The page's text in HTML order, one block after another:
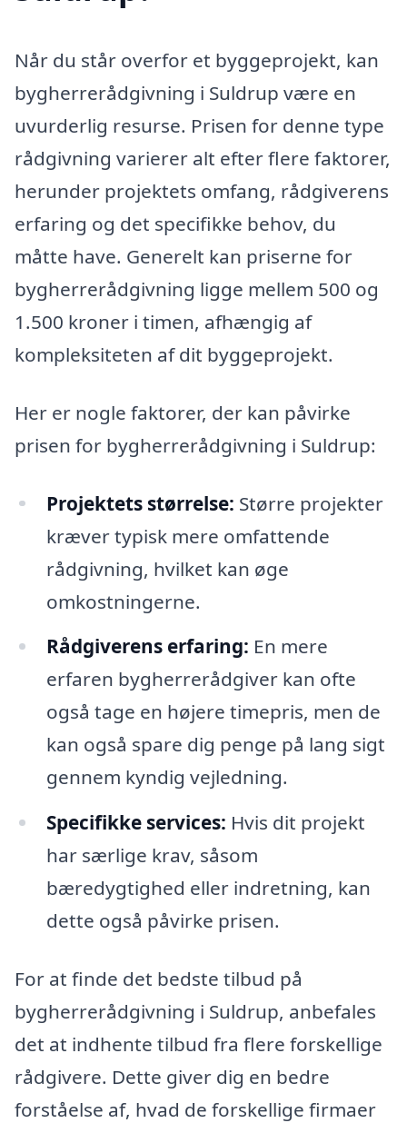
Når du står overfor et byggeprojekt, kan
bygherrerådgivning i Suldrup være en
uvurderlig resurse. Prisen for denne type
rådgivning varierer alt efter flere faktorer,
herunder projektets omfang, rådgiverens
erfaring og det specifikke behov, du
måtte have. Generelt kan priserne for
bygherrerådgivning ligge mellem 500 og
1.500 kroner i timen, afhængig af
kompleksiteten af dit byggeprojekt.
Her er nogle faktorer, der kan påvirke
prisen for bygherrerådgivning i Suldrup:
Projektets størrelse: Større projekter
kræver typisk mere omfattende
rådgivning, hvilket kan øge
omkostningerne.
Rådgiverens erfaring: En mere
erfaren bygherrerådgiver kan ofte
også tage en højere timepris, men de
kan også spare dig penge på lang sigt
gennem kyndig vejledning.
Specifikke services: Hvis dit projekt
har særlige krav, såsom
bæredygtighed eller indretning, kan
dette også påvirke prisen.
For at finde det bedste tilbud på
bygherrerådgivning i Suldrup, anbefales
det at indhente tilbud fra flere forskellige
rådgivere. Dette giver dig en bedre
forståelse af, hvad de forskellige firmaer